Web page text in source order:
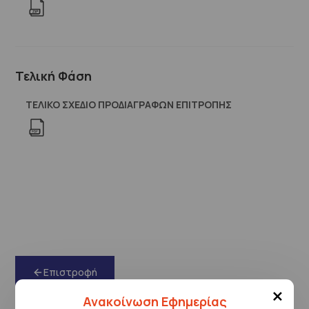
×
Ανακοίνωση Εφημερίας
Τελική Φάση
ΤΕΛΙΚΟ ΣΧΕΔΙΟ ΠΡΟΔΙΑΓΡΑΦΩΝ ΕΠΙΤΡΟΠΗΣ
Επιστροφή